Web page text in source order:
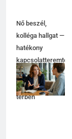
Nő beszél,
kolléga hallgat —
hatékony
kapcsolatteremtés
fényes
coworking
térben